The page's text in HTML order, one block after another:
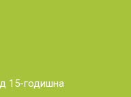
15-годишна